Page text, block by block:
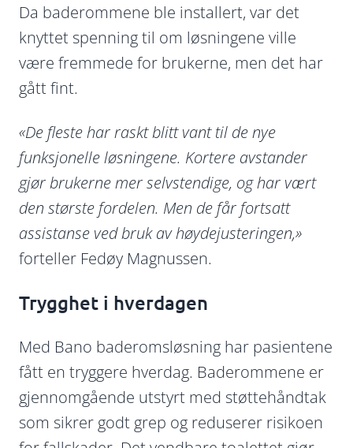
Da baderommene ble installert, var det
knyttet spenning til om løsningene ville
være fremmede for brukerne, men det har
gått fint.
«De fleste har raskt blitt vant til de nye
funksjonelle løsningene. Kortere avstander
gjør brukerne mer selvstendige, og har vært
den største fordelen. Men de får fortsatt
assistanse ved bruk av høydejusteringen,»
forteller Fedøy Magnussen.
Trygghet i hverdagen
Med Bano baderomsløsning har pasientene
fått en tryggere hverdag. Baderommene er
gjennomgående utstyrt med støttehåndtak
som sikrer godt grep og reduserer risikoen